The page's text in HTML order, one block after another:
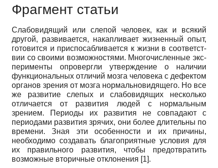
Фрагмент статьи
Слабовидящий или слепой человек, как и всякий
другой, развивается, накапливает жизненный опыт,
готовится и приспосабливается к жизни в соответст­
вии со своими возможностями. Многочисленные экс­
перименты опровергли утверждение о наличии
функ­циональных отличий мозга человека с дефектом
орга­нов зрения от мозга нормальновидящего. Но все
же развитие слепых и слабовидящих несколько
отличает­ся от развития людей с нормальным
зрением. Перио­ды их развития не совпадают с
периодами развития зрячих, они более длительны по
времени. Зная эти особенности и их причины,
необходимо создавать бла­гоприятные условия для
их правильного развития, чтобы предотвратить
возможные вторичные отклоне­ния [1].